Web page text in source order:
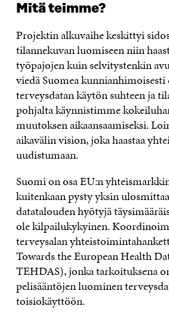
Mitä teimme?
Projektin alkuvaihe keskittyi
tilannekuvan luomiseen niin
työpajojen kuin selvitystenkin
viedä Suomea kunnianhimoisesti
terveysdatan käytön suhteen ja
pohjalta käynnistimme
muutoksen aikaansaamiseksi.
aikavälin vision, joka haastaa
uudistumaan.
Suomi on osa EU:n
kuitenkaan pysty yksin
datatalouden hyötyjä
ole kilpailukykyinen.
terveysalan
Towards the European Health
TEHDAS), jonka tarkoituksena
pelisääntöjen luominen
toisiokäyttöön.